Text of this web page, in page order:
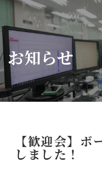
お知らせ
【歓迎会】
しました！